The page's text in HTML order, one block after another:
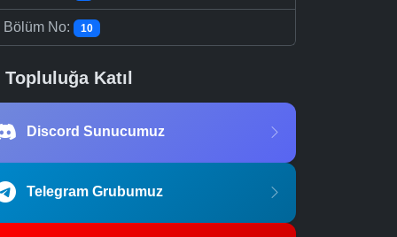
Bölüm No: 10
Topluluğa Katıl
Discord Sunucumuz
Telegram Grubumuz